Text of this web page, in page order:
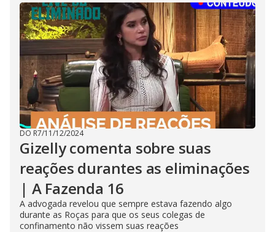
DO R7/11/12/2024
Gizelly comenta sobre suas
reações durantes as eliminações
| A Fazenda 16
A advogada revelou que sempre estava fazendo algo
durante as Roças para que os seus colegas de
confinamento não vissem suas reações